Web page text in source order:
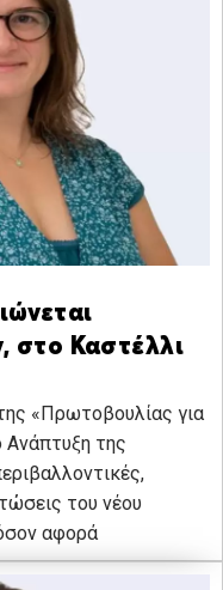
στο Καστέλλι
«Πρωτοβουλίας για
της
του νέου
αφορά